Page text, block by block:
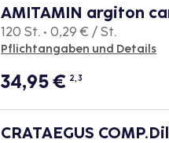
AMITAMIN argiton
120 St. • 0,29 € / St.
Pflichtangaben und Details
34,95€ 2, 3
CRATAEGUS